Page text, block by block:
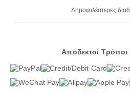
Δημοφιλέστερες
Αποδεκτοί